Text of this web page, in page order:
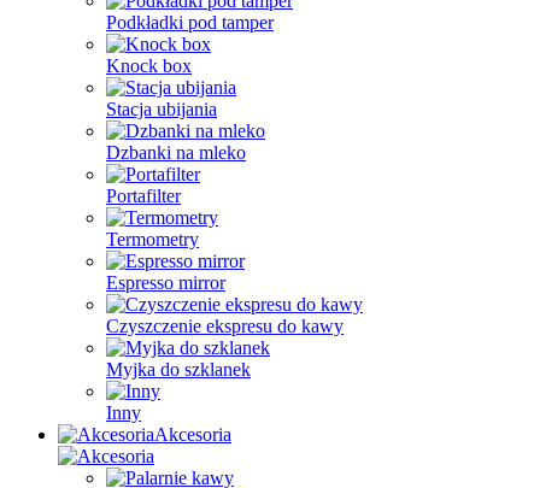
Podkładki pod tamper
Knock box
Stacja ubijania
Dzbanki na mleko
Portafilter
Termometry
Espresso mirror
Czyszczenie ekspresu do kawy
Myjka do szklanek
Inny
Akcesoria